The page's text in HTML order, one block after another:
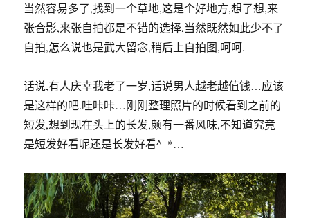
当然容易多了,找到一个草地,这是个好地方,想了想,来
张合影,来张自拍都是不错的选择,当然既然如此少不了
自拍,怎么说也是武大留念,稍后上自拍图,呵呵.
话说,有人庆幸我老了一岁,话说男人越老越值钱…应该
是这样的吧.哇咔咔…刚刚整理照片的时候看到之前的
短发,想到现在头上的长发,颇有一番风味,不知道究竟
是短发好看呢还是长发好看^_*…